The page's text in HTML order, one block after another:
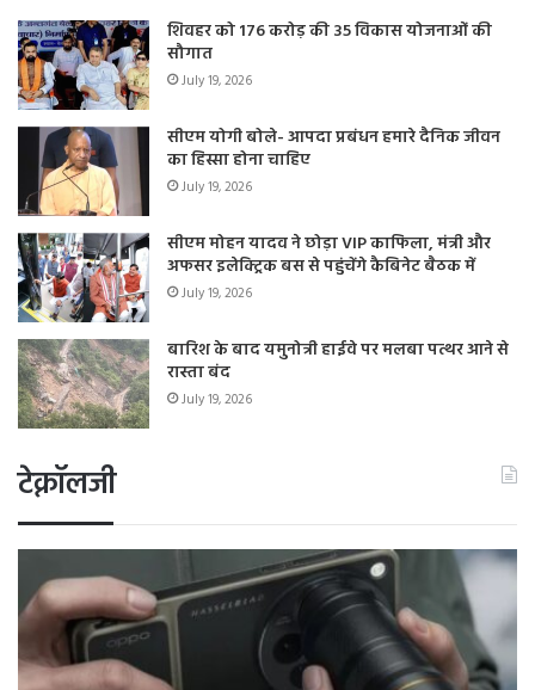
शिवहर को 176 करोड़ की 35 विकास योजनाओं की
सौगात
July 19, 2026
सीएम योगी बोले- आपदा प्रबंधन हमारे दैनिक जीवन
का हिस्सा होना चाहिए
July 19, 2026
सीएम मोहन यादव ने छोड़ा VIP काफिला, मंत्री और
अफसर इलेक्ट्रिक बस से पहुंचेंगे कैबिनेट बैठक में
July 19, 2026
बारिश के बाद यमुनोत्री हाईवे पर मलबा पत्थर आने से
रास्ता बंद
July 19, 2026
टेक्नॉलजी